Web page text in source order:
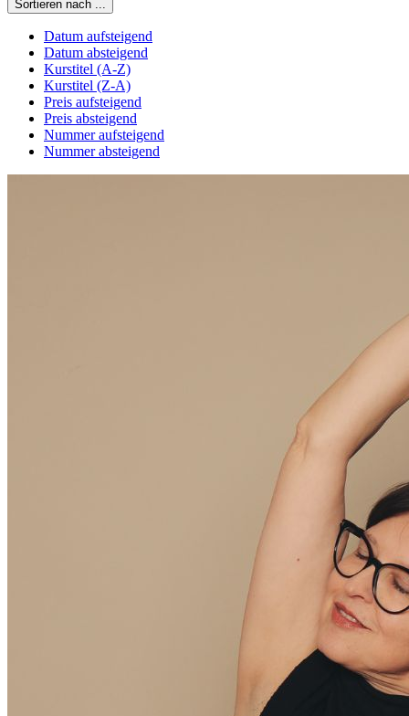
Sortieren nach ...
Datum aufsteigend
Datum absteigend
Kurstitel (A-Z)
Kurstitel (Z-A)
Preis aufsteigend
Preis absteigend
Nummer aufsteigend
Nummer absteigend